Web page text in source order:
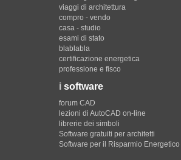
viaggi di architettura
compro - vendo
casa - studio
esami di stato
blablabla
certificazione energetica
professione e fisco
i software
forum CAD
lezioni di AutoCAD on-line
librerie dei simboli
Software gratuiti per architetti
Software per il Risparmio Energetico